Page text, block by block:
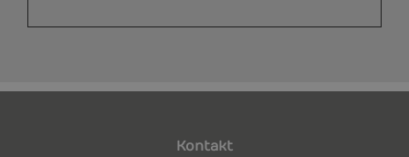
Kontakt